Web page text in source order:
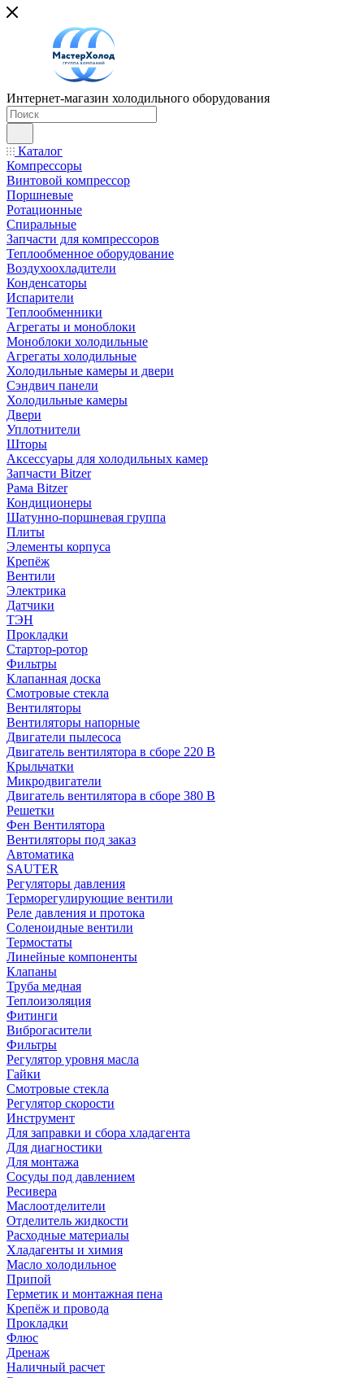
Интернет-магазин холодильного оборудования
Каталог
Компрессоры
Винтовой компрессор
Поршневые
Ротационные
Спиральные
Запчасти для компрессоров
Теплообменное оборудование
Воздухоохладители
Конденсаторы
Испарители
Теплообменники
Агрегаты и моноблоки
Моноблоки холодильные
Агрегаты холодильные
Холодильные камеры и двери
Сэндвич панели
Холодильные камеры
Двери
Уплотнители
Шторы
Аксессуары для холодильных камер
Запчасти Bitzer
Рама Bitzer
Кондиционеры
Шатунно-поршневая группа
Плиты
Элементы корпуса
Крепёж
Вентили
Электрика
Датчики
ТЭН
Прокладки
Стартор-ротор
Фильтры
Клапанная доска
Смотровые стекла
Вентиляторы
Вентиляторы напорные
Двигатели пылесоса
Двигатель вентилятора в сборе 220 В
Крыльчатки
Микродвигатели
Двигатель вентилятора в сборе 380 В
Решетки
Фен Вентилятора
Вентиляторы под заказ
Автоматика
SAUTER
Регуляторы давления
Терморегулирующие вентили
Реле давления и протока
Соленоидные вентили
Термостаты
Линейные компоненты
Клапаны
Труба медная
Теплоизоляция
Фитинги
Виброгасители
Фильтры
Регулятор уровня масла
Гайки
Смотровые стекла
Регулятор скорости
Инструмент
Для заправки и сбора хладагента
Для диагностики
Для монтажа
Сосуды под давлением
Ресивера
Маслоотделители
Отделитель жидкости
Расходные материалы
Хладагенты и химия
Масло холодильное
Припой
Герметик и монтажная пена
Крепёж и провода
Прокладки
Флюс
Дренаж
Наличный расчет